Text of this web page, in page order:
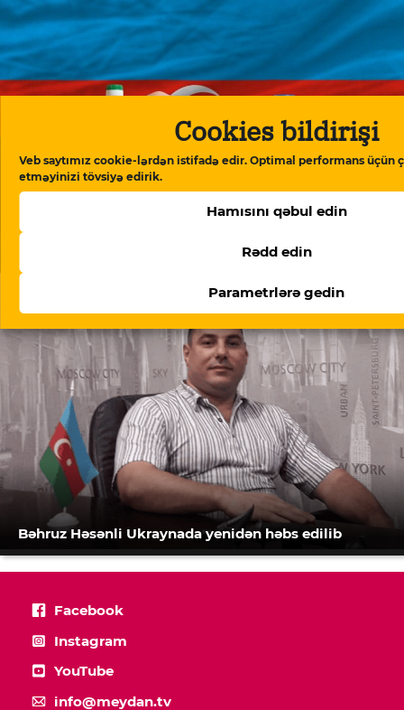
Cookies bildirişi
Veb saytımız cookie-lərdən istifadə edir. Optimal performans üçün
etməyinizi tövsiyə edirik.
Hamısını qəbul edin
Rədd edin
Parametrlərə gedin
Beynəlxalq Valyuta Fondu: “Azərbaycan ərzaq
inflyasiyasında Rusiyadan yüksək dərəcədə asılıdır”
Bəhruz Həsənli Ukraynada yenidən həbs edilib
Facebook
Instagram
YouTube
info@meydan.tv